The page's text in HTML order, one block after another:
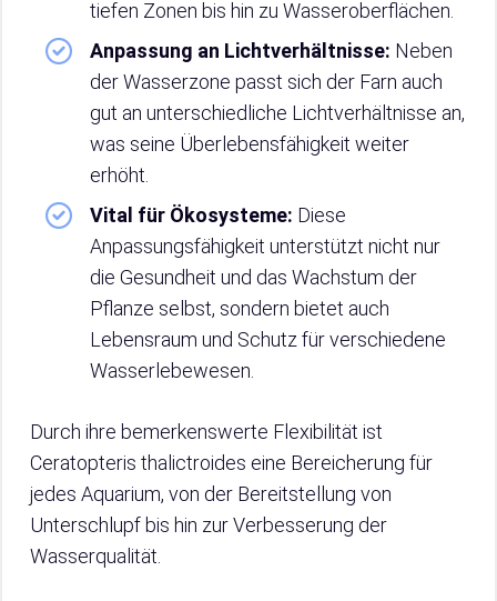
tiefen Zonen bis hin zu Wasseroberflächen.
Anpassung an Lichtverhältnisse: Neben
der Wasserzone passt sich der Farn auch
gut an unterschiedliche Lichtverhältnisse an,
was seine Überlebensfähigkeit weiter
erhöht.
Vital für Ökosysteme: Diese
Anpassungsfähigkeit unterstützt nicht nur
die Gesundheit und das Wachstum der
Pflanze selbst, sondern bietet auch
Lebensraum und Schutz für verschiedene
Wasserlebewesen.
Durch ihre bemerkenswerte Flexibilität ist
Ceratopteris thalictroides eine Bereicherung für
jedes Aquarium, von der Bereitstellung von
Unterschlupf bis hin zur Verbesserung der
Wasserqualität.